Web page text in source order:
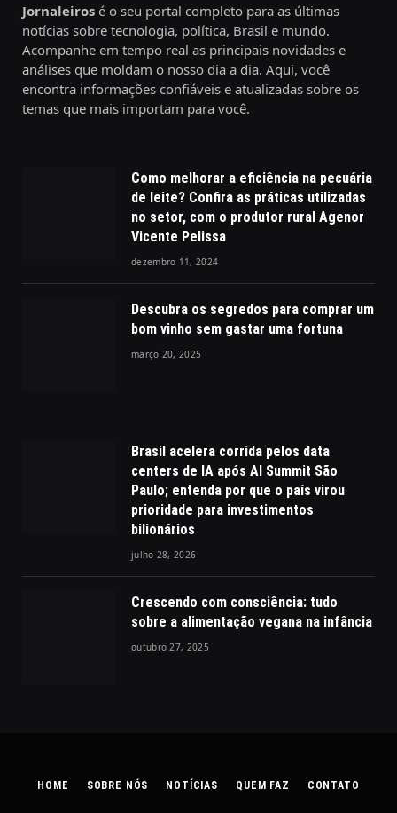
Jornaleiros é o seu portal completo para as últimas
notícias sobre tecnologia, política, Brasil e mundo.
Acompanhe em tempo real as principais novidades e
análises que moldam o nosso dia a dia. Aqui, você
encontra informações confiáveis e atualizadas sobre os
temas que mais importam para você.
Como melhorar a eficiência na pecuária
de leite? Confira as práticas utilizadas
no setor, com o produtor rural Agenor
Vicente Pelissa
dezembro 11, 2024
Descubra os segredos para comprar um
bom vinho sem gastar uma fortuna
março 20, 2025
Brasil acelera corrida pelos data
centers de IA após AI Summit São
Paulo; entenda por que o país virou
prioridade para investimentos
bilionários
julho 28, 2026
Crescendo com consciência: tudo
sobre a alimentação vegana na infância
outubro 27, 2025
HOME SOBRE NÓS NOTÍCIAS QUEM FAZ CONTATO